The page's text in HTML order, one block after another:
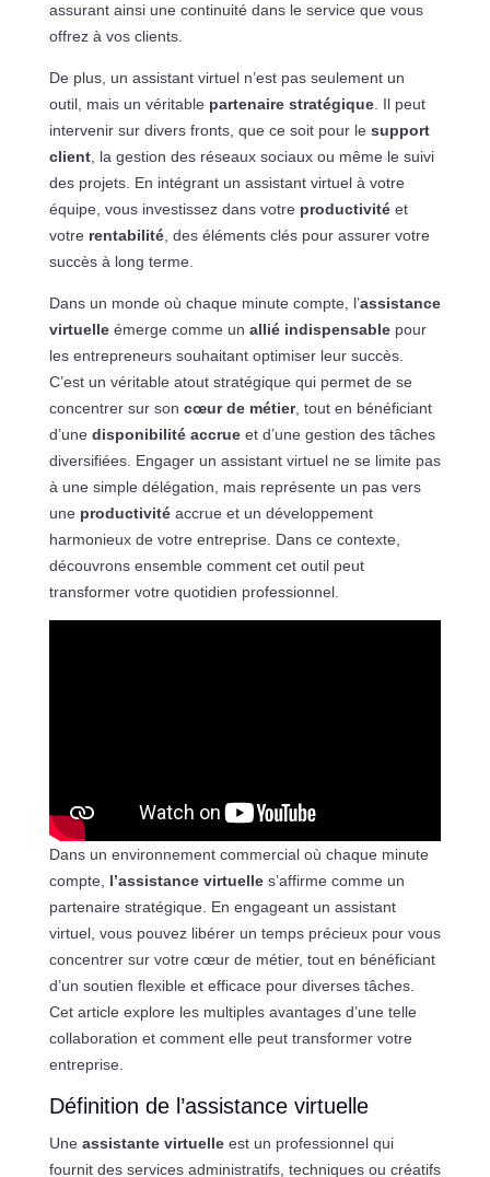
assurant ainsi une continuité dans le service que vous
offrez à vos clients.
De plus, un assistant virtuel n’est pas seulement un
outil, mais un véritable partenaire stratégique. Il peut
intervenir sur divers fronts, que ce soit pour le support
client, la gestion des réseaux sociaux ou même le suivi
des projets. En intégrant un assistant virtuel à votre
équipe, vous investissez dans votre productivitéet
votre rentabilité, des éléments clés pour assurer votre
succès à long terme.
Dans un monde où chaque minute compte, l’assistance
virtuelleémerge comme un allié indispensablepour
les entrepreneurs souhaitant optimiser leur succès.
C’est un véritable atout stratégique qui permet de se
concentrer sur son cœur de métier, tout en bénéficiant
d’une disponibilité accrueet d’une gestion des tâches
diversifiées. Engager un assistant virtuel ne se limite pas
à une simple délégation, mais représente un pas vers
une productivitéaccrue et un développement
harmonieux de votre entreprise. Dans ce contexte,
découvrons ensemble comment cet outil peut
transformer votre quotidien professionnel.
Dans un environnement commercial où chaque minute
compte, l’assistance virtuelles’affirme comme un
partenaire stratégique. En engageant un assistant
virtuel, vous pouvez libérer un temps précieux pour vous
concentrer sur votre cœur de métier, tout en bénéficiant
d’un soutien flexible et efficace pour diverses tâches.
Cet article explore les multiples avantages d’une telle
collaboration et comment elle peut transformer votre
entreprise.
Définition de l’assistance virtuelle
Une assistante virtuelleest un professionnel qui
fournit des services administratifs, techniques ou créatifs